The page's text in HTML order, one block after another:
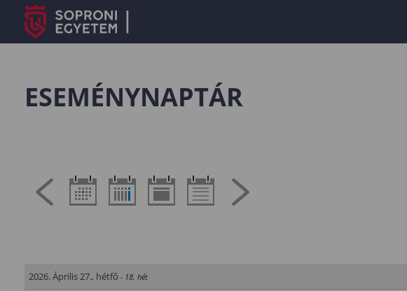
ESEMÉNYNAPTÁR
2026. Április 27., hétfő - 18. hét